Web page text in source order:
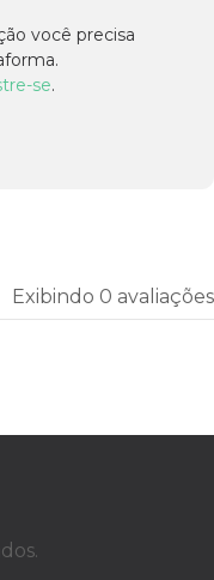
você precisa
se.
Exibindo 0 avaliações